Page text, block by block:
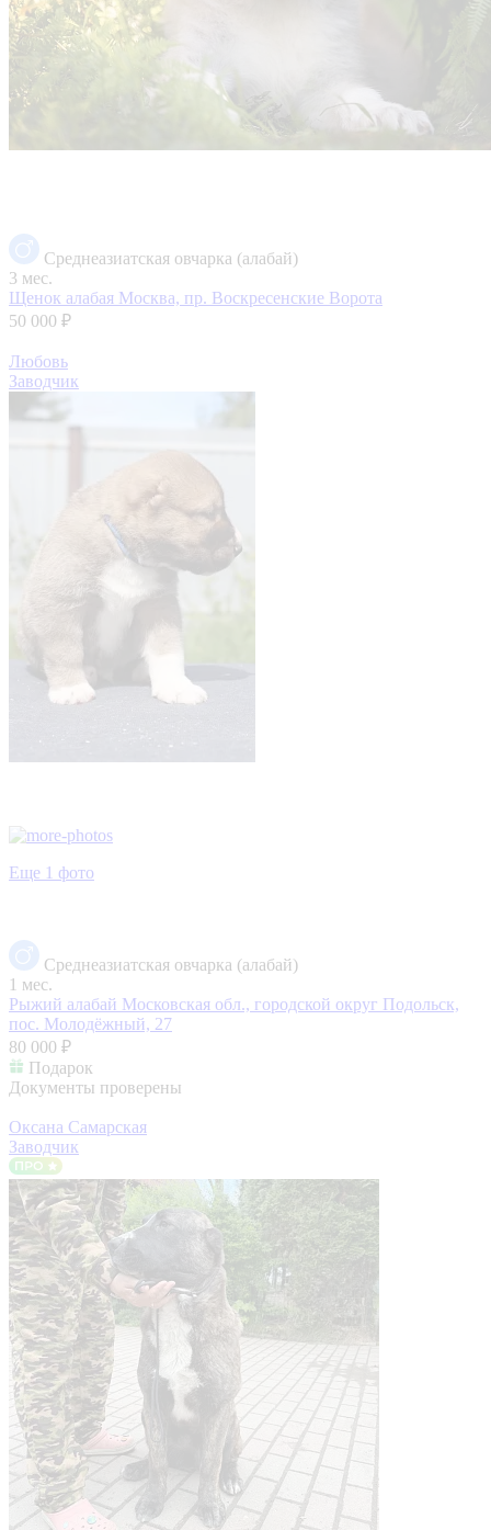
Среднеазиатская овчарка (алабай)
3 мес.
Щенок алабая Москва, пр. Воскресенские Ворота
50 000 ₽
Любовь
Заводчик
Еще 1 фото
Среднеазиатская овчарка (алабай)
1 мес.
Рыжий алабай Московская обл., городской округ Подольск,
пос. Молодёжный, 27
80 000 ₽
Подарок
Документы проверены
Оксана Самарская
Заводчик